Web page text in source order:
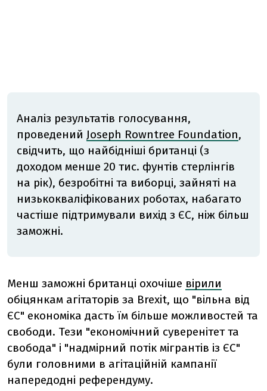
Аналіз результатів голосування,
проведений Joseph Rowntree Foundation,
свідчить, що найбідніші британці (з
доходом менше 20 тис. фунтів стерлінгів
на рік), безробітні та виборці, зайняті на
низькокваліфікованих роботах, набагато
частіше підтримували вихід з ЄС, ніж більш
заможні.
Менш заможні британці охочіше вірили
обіцянкам агітаторів за Brexit, що "вільна від
ЄС" економіка дасть їм більше можливостей та
свободи. Тези "економічний суверенітет та
свобода" і "надмірний потік мігрантів із ЄС"
були головними в агітаційній кампанії
напередодні референдуму.